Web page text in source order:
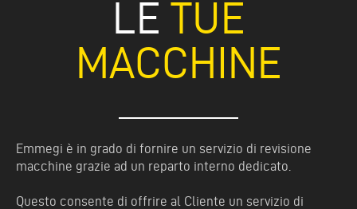
LE TUE
MACCHINE
Emmegi è in grado di fornire un servizio di revisione
macchine grazie ad un reparto interno dedicato.
Questo consente di offrire al Cliente un servizio di